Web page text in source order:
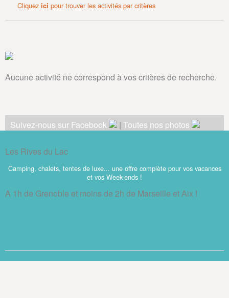
Cliquez ici pour trouver les activités par critères
Aucune activité ne correspond à vos critères de recherche.
Suivez-nous sur Facebook | Toutes nos photos
Les Rives du Lac
Camping, chalets, tentes de luxe... une offre complète pour vos vacances
et vos Week-ends !
A 1h de Grenoble et moins de 2h de Marseille et Aix !